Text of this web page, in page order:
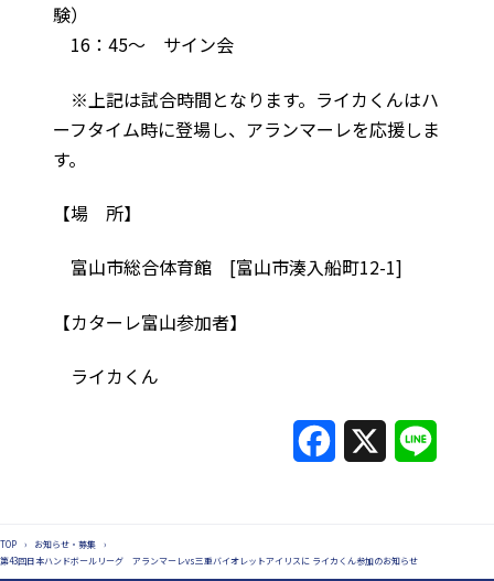
験）
16：45～ サイン会
※上記は試合時間となります。ライカくんはハ
ーフタイム時に登場し、アランマーレを応援しま
す。
【場 所】
富山市総合体育館 [富山市湊入船町12-1]
【カターレ富山参加者】
ライカくん
e
TOP › お知らせ・募集
›
第43回日本ハンドボールリーグ アランマーレvs三重バイオレットアイリスに ライカくん参加のお知らせ